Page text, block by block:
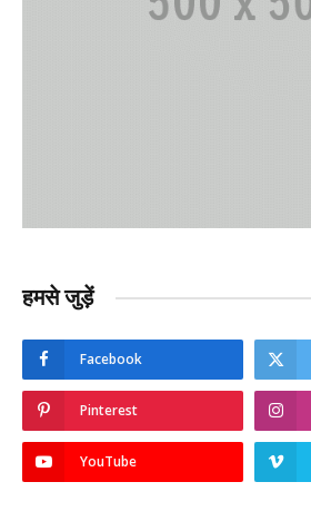
हमसे जुड़ें
Facebook
Pinterest
YouTube